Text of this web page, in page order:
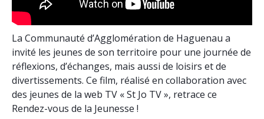
La Communauté d’Agglomération de Haguenau a
invité les jeunes de son territoire pour une journée de
réflexions, d’échanges, mais aussi de loisirs et de
divertissements. Ce film, réalisé en collaboration avec
des jeunes de la web TV « St Jo TV », retrace ce
Rendez-vous de la Jeunesse !